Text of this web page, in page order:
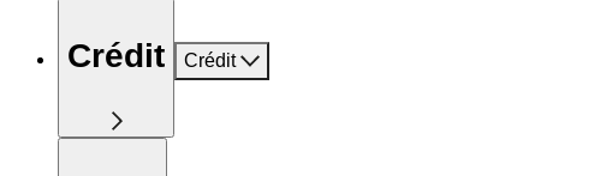
Crédit Crédit